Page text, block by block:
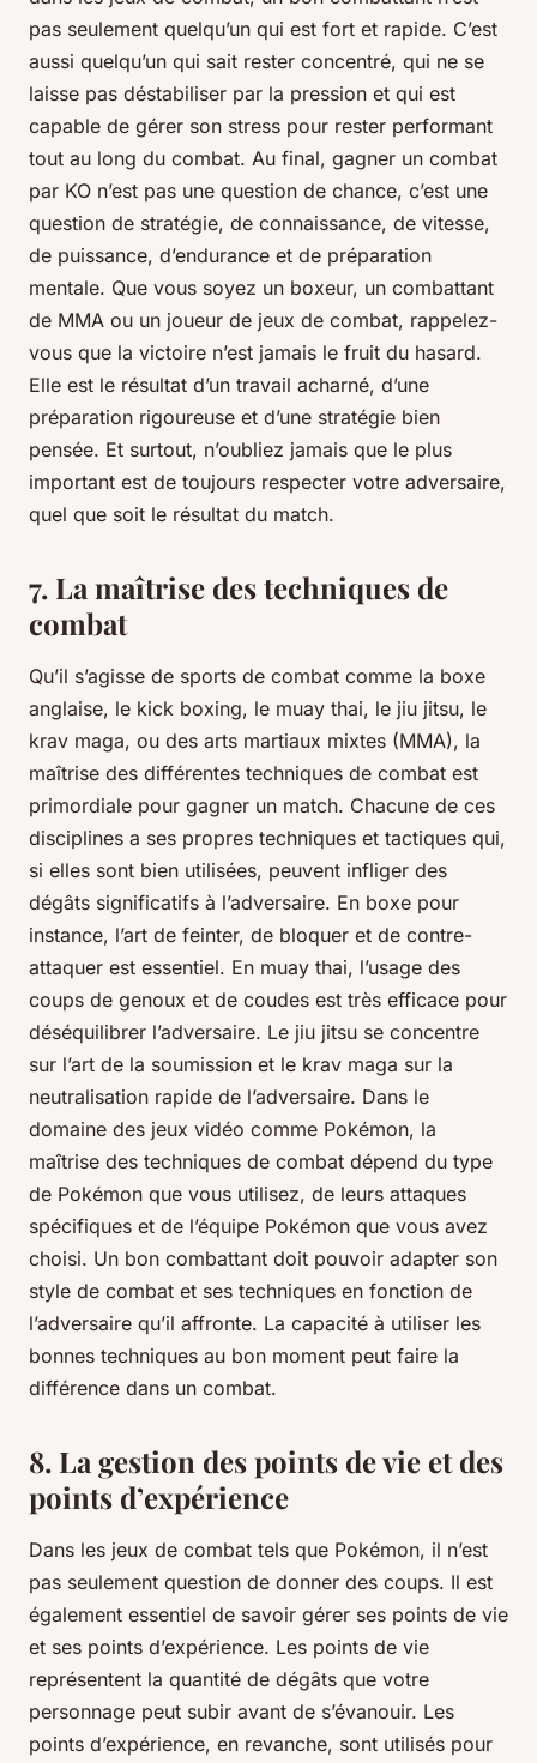
pas seulement quelqu’un qui est fort et rapide. C’est
aussi quelqu’un qui sait rester concentré, qui ne se
laisse pas déstabiliser par la pression et qui est
capable de gérer son stress pour rester performant
tout au long du combat. Au final, gagner un combat
par KO n’est pas une question de chance, c’est une
question de stratégie, de connaissance, de vitesse,
de puissance, d’endurance et de préparation
mentale. Que vous soyez un boxeur, un combattant
de MMA ou un joueur de jeux de combat, rappelez-
vous que la victoire n’est jamais le fruit du hasard.
Elle est le résultat d’un travail acharné, d’une
préparation rigoureuse et d’une stratégie bien
pensée. Et surtout, n’oubliez jamais que le plus
important est de toujours respecter votre adversaire,
quel que soit le résultat du match.
7. La maîtrise des techniques de
combat
Qu’il s’agisse de sports de combat comme la boxe
anglaise, le kick boxing, le muay thai, le jiu jitsu, le
krav maga, ou des arts martiaux mixtes (MMA), la
maîtrise des différentes techniques de combat est
primordiale pour gagner un match. Chacune de ces
disciplines a ses propres techniques et tactiques qui,
si elles sont bien utilisées, peuvent infliger des
dégâts significatifs à l’adversaire. En boxe pour
instance, l’art de feinter, de bloquer et de contre-
attaquer est essentiel. En muay thai, l’usage des
coups de genoux et de coudes est très efficace pour
déséquilibrer l’adversaire. Le jiu jitsu se concentre
sur l’art de la soumission et le krav maga sur la
neutralisation rapide de l’adversaire. Dans le
domaine des jeux vidéo comme Pokémon, la
maîtrise des techniques de combat dépend du type
de Pokémon que vous utilisez, de leurs attaques
spécifiques et de l’équipe Pokémon que vous avez
choisi. Un bon combattant doit pouvoir adapter son
style de combat et ses techniques en fonction de
l’adversaire qu’il affronte. La capacité à utiliser les
bonnes techniques au bon moment peut faire la
différence dans un combat.
8. La gestion des points de vie et des
points d’expérience
Dans les jeux de combat tels que Pokémon, il n’est
pas seulement question de donner des coups. Il est
également essentiel de savoir gérer ses points de vie
et ses points d’expérience. Les points de vie
représentent la quantité de dégâts que votre
personnage peut subir avant de s’évanouir. Les
points d’expérience, en revanche, sont utilisés pour